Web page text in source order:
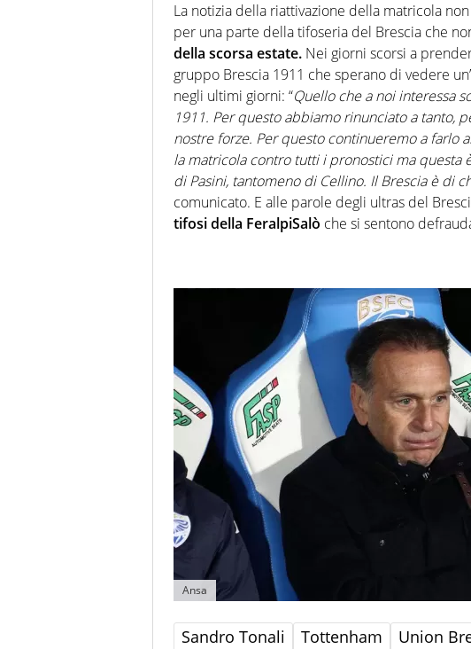
La notizia della riattivazione della matricola
per una parte della tifoseria del Brescia che
della scorsa estate. Nei giorni scorsi a
gruppo Brescia 1911 che sperano di vedere
negli ultimi giorni: “Quello che a noi interessa
1911. Per questo abbiamo rinunciato a tanto,
nostre forze. Per questo continueremo a farlo
la matricola contro tutti i pronostici ma questa
di Pasini, tantomeno di Cellino. Il Brescia è di
comunicato. E alle parole degli ultras del
tifosi della FeralpiSalò che si sentono
Ansa
Sandro Tonali Tottenham Union